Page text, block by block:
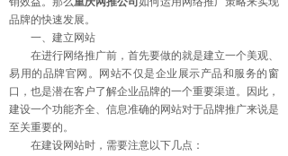
品牌的快速发展。
一、建立网站
在进行网络推广前，首先要做的就是建立一个美观、
易用的品牌官网。网站不仅是企业展示产品和服务的窗
口，也是潜在客户了解企业品牌的一个重要渠道。因此，
建设一个功能齐全、信息准确的网站对于品牌推广来说是
至关重要的。
在建设网站时，需要注意以下几点：